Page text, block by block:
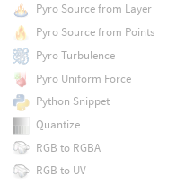
Pyro Source from Layer
Pyro Source from Points
Pyro Turbulence
Pyro Uniform Force
Python Snippet
Quantize
RGB to RGBA
RGB to UV